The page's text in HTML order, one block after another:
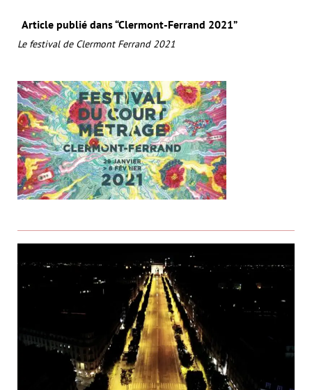
Article publié dans “Clermont-Ferrand 2021”
Le festival de Clermont Ferrand 2021